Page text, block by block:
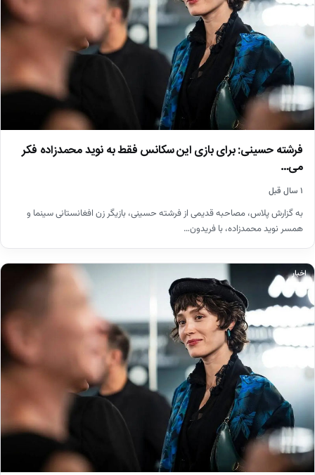
فرشته حسینی: برای بازی این سکانس فقط به نوید محمدزاده فکر
می…
۱ سال قبل
به گزارش پلاس، مصاحبه قدیمی از فرشته حسینی، بازیگر زن افغانستانی سینما و
همسر نوید محمدزاده، با فریدون…
اخبار